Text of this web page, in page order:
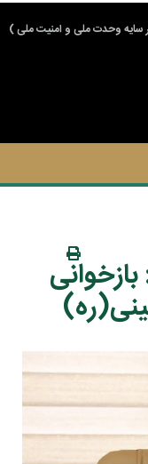
سایه وحدت ملی و امنیت ملی )